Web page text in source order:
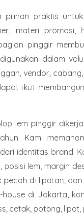
praktis
materi promosi,
pinggir
dalam
vendor,
ikut
lem pinggir
Kami
identitas brand.
posisi lem, margin
pecah di lipatan,
house di Jakarta,
cetak, potong,